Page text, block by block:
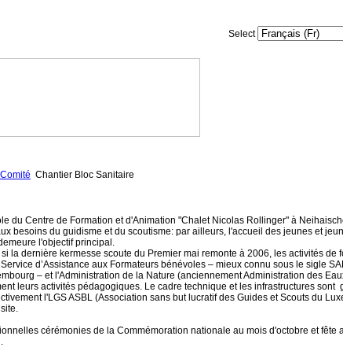
Select
Chantier Bloc Sanitaire
du Centre de Formation et d'Animation "Chalet Nicolas Rollinger" à
besoins du guidisme et du scoutisme: par ailleurs, l'accueil des jeunes et
l'objectif principal.
la dernière kermesse scoute du Premier mai remonte à 2006, les activités de
d’Assistance aux Formateurs bénévoles – mieux connu sous le sigle
– et l'Administration de la Nature (anciennement Administration des
leurs activités pédagogiques. Le cadre technique et les infrastructures sont
l'LGS ASBL (Association sans but lucratif des Guides et Scouts du
cérémonies de la Commémoration nationale au mois d'octobre et fête